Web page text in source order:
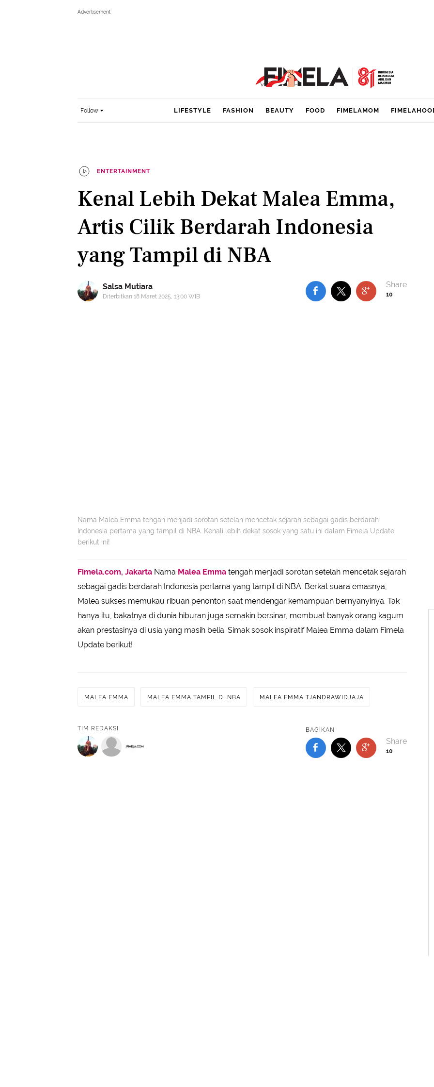
Follow LIFESTYLE FASHION BEAUTY FOOD FIMELAMOM
ENTERTAINMENT
Kenal Lebih Dekat Malea Emma,
Artis Cilik Berdarah Indonesia
yang Tampil di NBA
Salsa Mutiara
Diterbitkan 18 Maret 2025, 13:00 WIB 10
Nama Malea Emma tengah menjadi sorotan setelah mencetak sejarah sebagai gadis berdarah
Indonesia pertama yang tampil di NBA. Kenali lebih dekat sosok yang satu ini dalam Fimela Update
berikut ini!
Fimela.com, Jakarta Nama Malea Emma tengah menjadi sorotan setelah mencetak sejarah
sebagai gadis berdarah Indonesia pertama yang tampil di NBA. Berkat suara emasnya,
Malea sukses memukau ribuan penonton saat mendengar kemampuan bernyanyinya. Tak
hanya itu, bakatnya di dunia hiburan juga semakin bersinar, membuat banyak orang kagum
akan prestasinya di usia yang masih belia. Simak sosok inspiratif Malea Emma dalam Fimela
Update berikut!
MALEA EMMA MALEA EMMA TAMPIL DI NBA MALEA EMMA TJANDRAWIDJAJA
TIM REDAKSI BAGIKAN
10